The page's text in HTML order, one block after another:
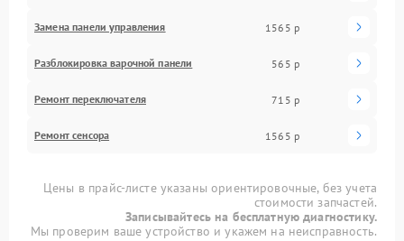
Замена панели управления 1565 р
Разблокировка варочной панели 565 р
Ремонт переключателя 715 р
Ремонт сенсора 1565 р
Цены в прайс-листе указаны ориентировочные, без учета
стоимости запчастей.
Записывайтесь на бесплатную диагностику.
Мы проверим ваше устройство и укажем на неисправность.